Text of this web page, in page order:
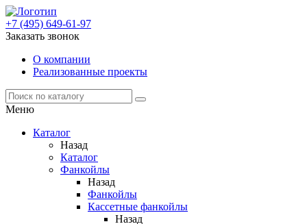
+7 (495) 649-61-97
Заказать звонок
О компании
Реализованные проекты
Меню
Каталог
Назад
Каталог
Фанкойлы
Назад
Фанкойлы
Кассетные фанкойлы
Назад